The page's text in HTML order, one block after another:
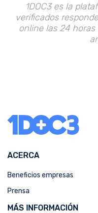
1DOC3 es la
verificados
online las 24
ACERCA
Beneficios empresas
Prensa
MÁS INFORMACIÓN